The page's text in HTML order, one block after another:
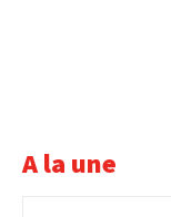
A la une